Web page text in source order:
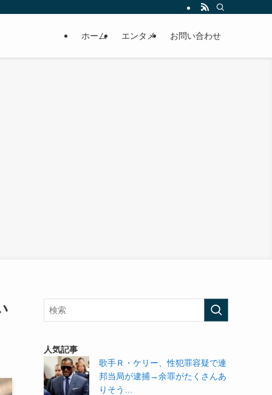
ホーム エンタメ お問い合わせ
人気記事
歌手Ｒ・ケリー、性犯罪容疑で連
邦当局が逮捕→余罪がたくさんあ
りそう…